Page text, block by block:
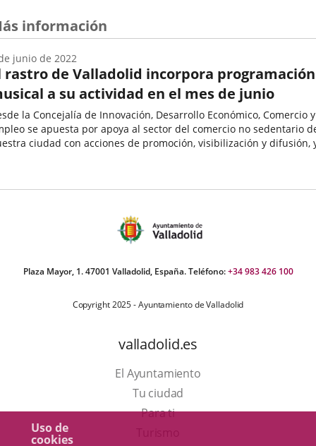
Uso de
cookies
información
rastro de Valladolid incorpora programación
a su actividad en el mes de junio
la Concejalía de Innovación, Desarrollo Económico, Comercio y
se apuesta por apoya al sector del comercio no sedentario
ciudad con acciones de promoción, visibilización y difusión,
junio de 2022
Plaza Mayor, 1. 47001 Valladolid, España. Teléfono:+34 983 426 100
Copyright 2025 - Ayuntamiento de Valladolid
valladolid.es
El Ayuntamiento
Tu ciudad
Para ti